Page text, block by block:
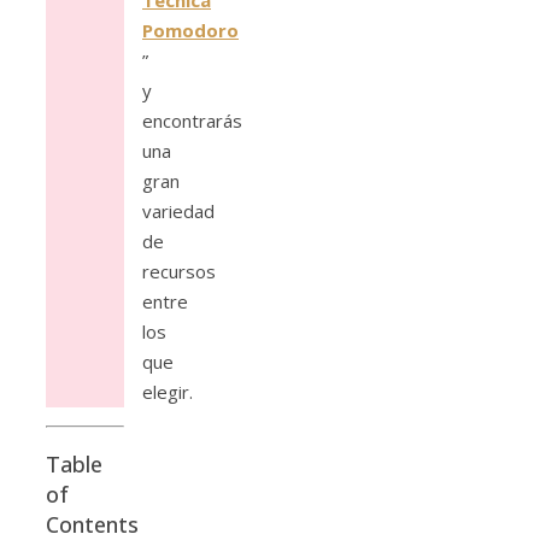
Pomodoro
”
y
encontrarás
una
gran
variedad
de
recursos
entre
los
que
elegir.
Table
of
Contents